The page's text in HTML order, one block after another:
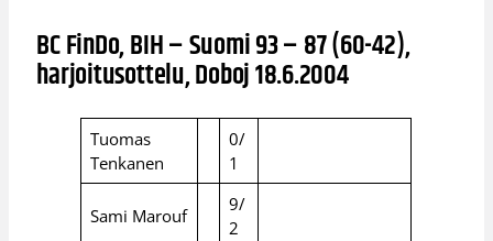
BC FinDo, BIH – Suomi 93 – 87 (60-42),
harjoitusottelu, Doboj 18.6.2004
Tuomas
Tenkanen
0/
1
Sami Marouf
9/
2